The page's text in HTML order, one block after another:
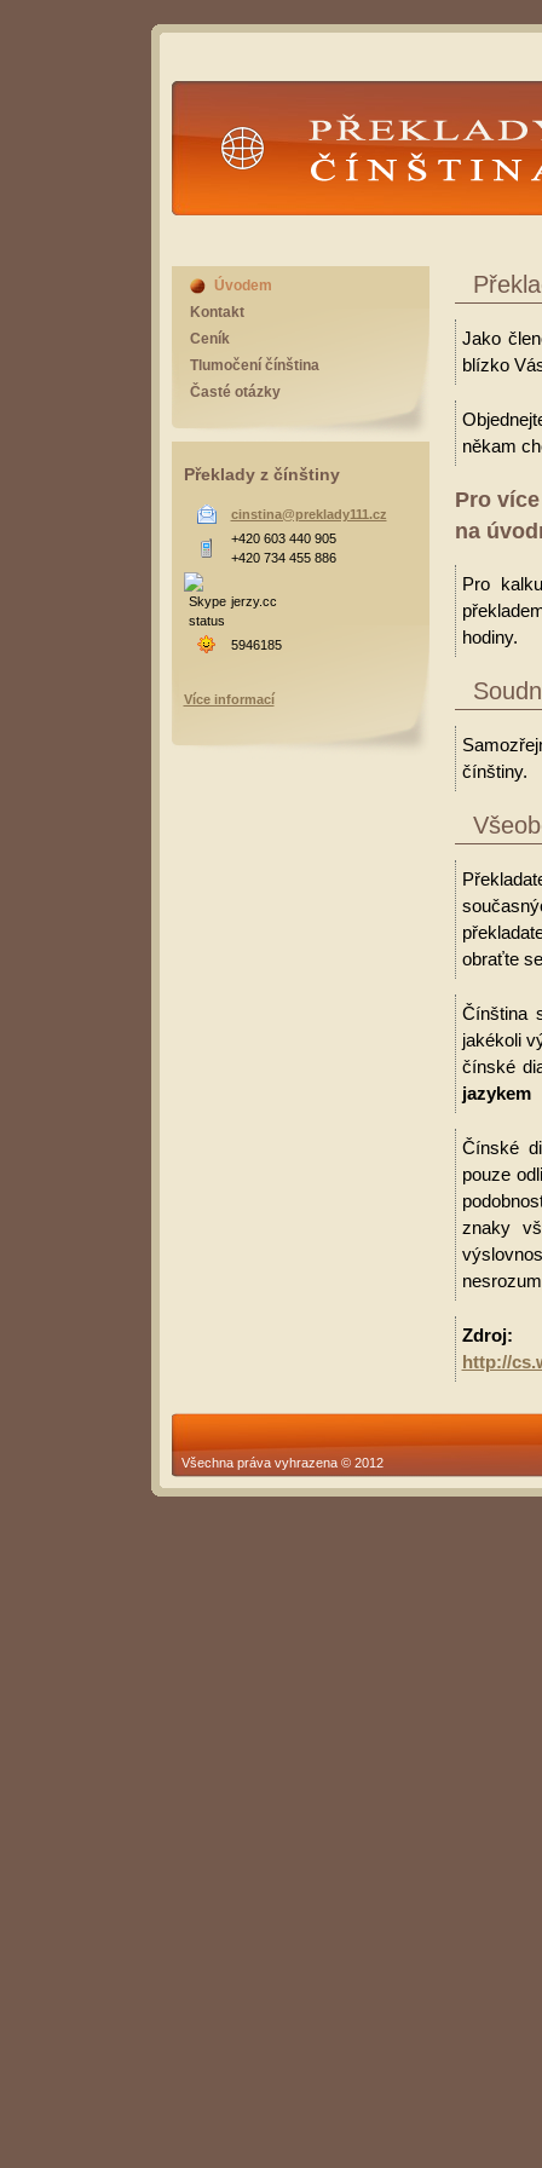
Překlady Čínština
Jako
blízko
někam
Pro
na
Pro
hodiny.
čínštiny.
obraťte
Čínština
jakékoli
čínské
jazykem
Čínské
pouze
znaky
Zdroj:
http://
Úvodem
Kontakt
Ceník
Tlumočení čínština
Časté otázky
Překlady z čínštiny
cinstina@preklady111.cz
+420 603 440 905
+420 734 455 886
jerzy.cc
5946185
Více informací
Všechna práva vyhrazena © 2012